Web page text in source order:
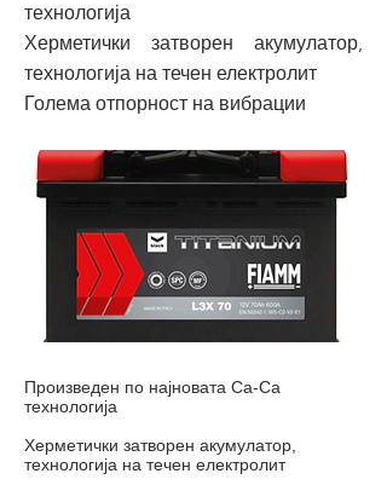
технологија
Херметички затворен акумулатор,
технологија на течен електролит
Голема отпорност на вибрации
Произведен по најновата Ca-Ca
технологија
Херметички затворен акумулатор,
технологија на течен електролит